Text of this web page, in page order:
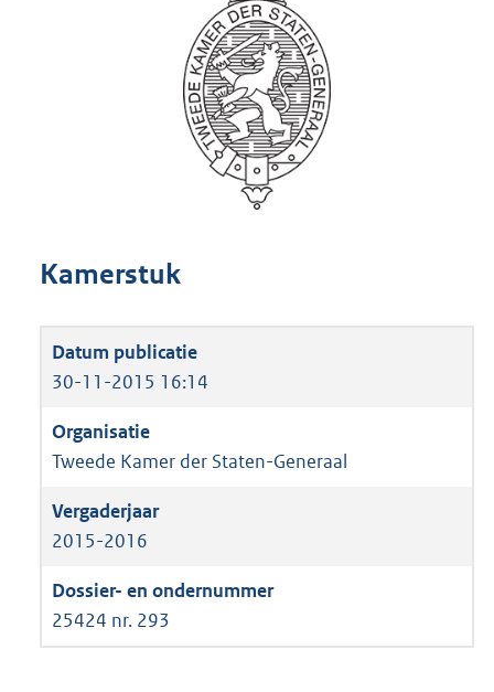
Kamerstuk
30-11-2015 16:14
Tweede Kamer der Staten-Generaal
2015-2016
25424 nr. 293